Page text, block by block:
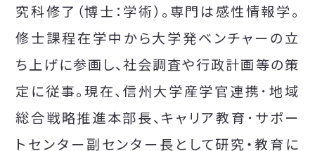
究科修了（博士：学術）。専門は感性情報学。
修士課程在学中から大学発ベンチャーの立
ち上げに参画し、社会調査や行政計画等の策
定に従事。現在、信州大学産学官連携･地域
総合戦略推進本部長、キャリア教育･サポー
トセンター副センター長として研究・教育に